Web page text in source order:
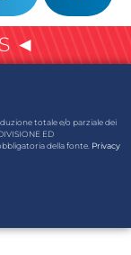
◄
totale e/o parziale dei
ED
della fonte. Privacy